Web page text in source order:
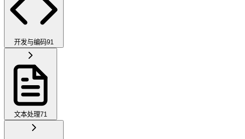
开发与编码91
文本处理71